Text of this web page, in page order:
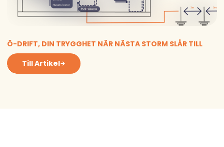
Ö-DRIFT, DIN TRYGGHET NÄR NÄSTA STORM SLÅR TILL
Till Artikel